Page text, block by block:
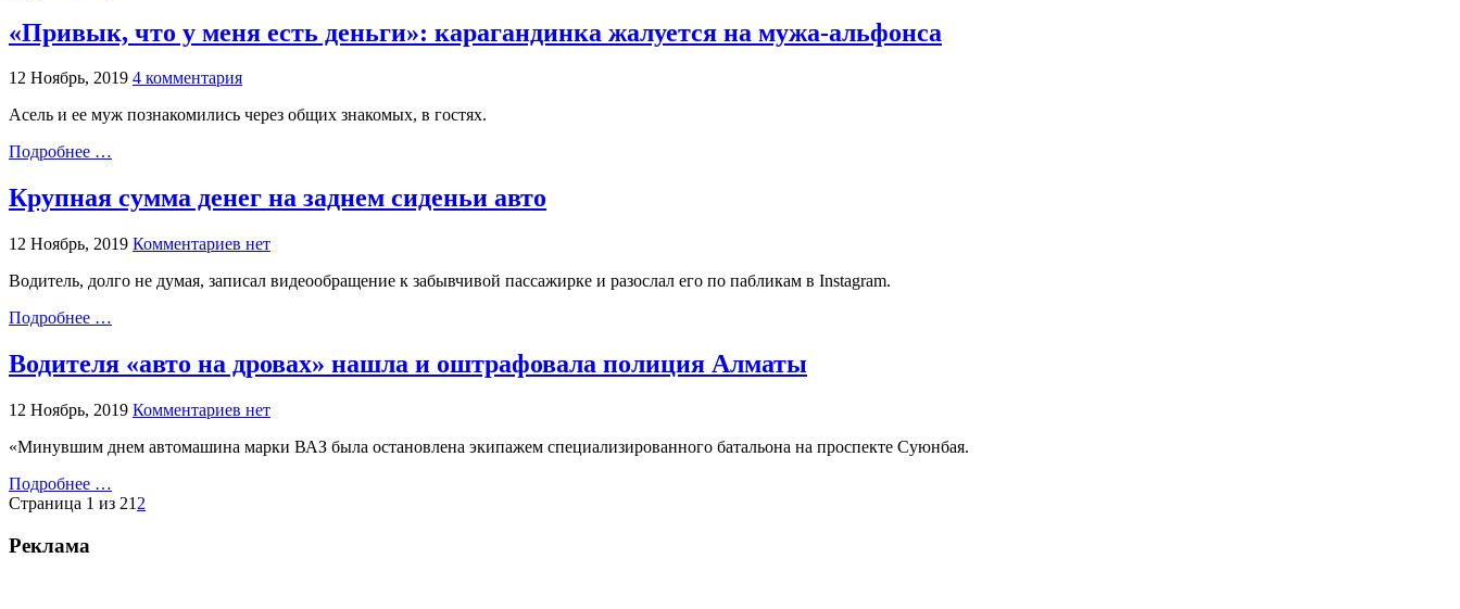
«Привык, что у меня есть деньги»: карагандинка жалуется на мужа-альфонса
12 Ноябрь, 2019 4 комментария
Асель и ее муж познакомились через общих знакомых, в гостях.
Подробнее …
Крупная сумма денег на заднем сиденьи авто
12 Ноябрь, 2019 Комментариев нет
Водитель, долго не думая, записал видеообращение к забывчивой пассажирке и разослал его по пабликам в Instagram.
Подробнее …
Водителя «авто на дровах» нашла и оштрафовала полиция Алматы
12 Ноябрь, 2019 Комментариев нет
«Минувшим днем автомашина марки ВАЗ была остановлена экипажем специализированного батальона на проспекте Суюнбая.
Подробнее …
Страница 1 из 21 2
Реклама